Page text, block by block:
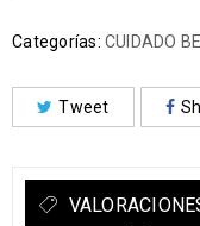
Categorías: CUIDADO
Tweet